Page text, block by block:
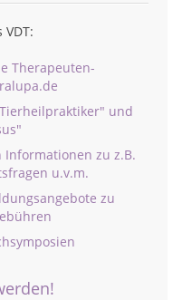
Therapeuten-
und
Informationen zu z.B.
u.v.m.
zu